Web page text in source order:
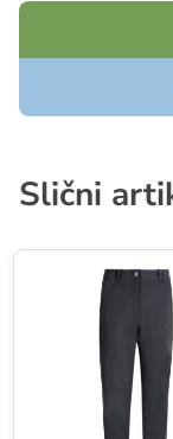
Slični